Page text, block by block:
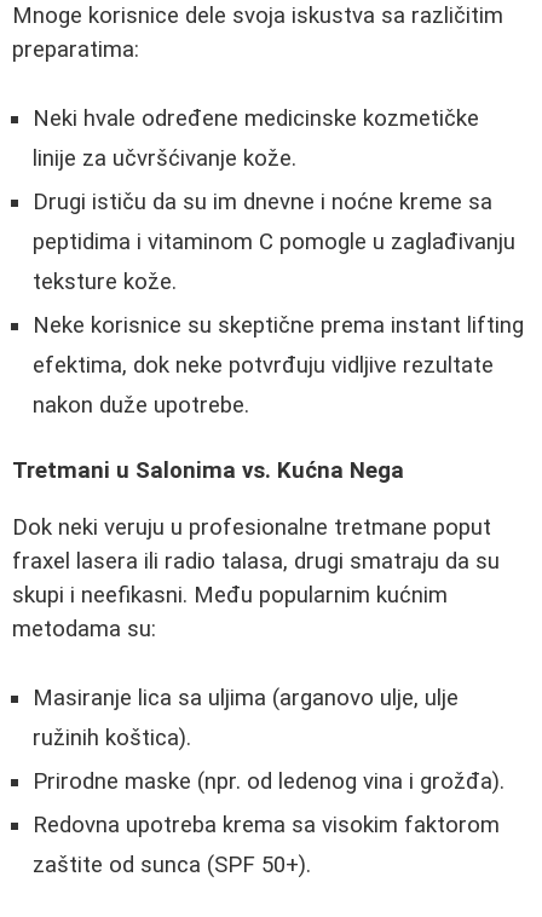
Mnoge korisnice dele svoja iskustva sa različitim
preparatima:
Neki hvale određene medicinske kozmetičke
linije za učvršćivanje kože.
Drugi ističu da su im dnevne i noćne kreme sa
peptidima i vitaminom C pomogle u zaglađivanju
teksture kože.
Neke korisnice su skeptične prema instant lifting
efektima, dok neke potvrđuju vidljive rezultate
nakon duže upotrebe.
Tretmani u Salonima vs. Kućna Nega
Dok neki veruju u profesionalne tretmane poput
fraxel lasera ili radio talasa, drugi smatraju da su
skupi i neefikasni. Među popularnim kućnim
metodama su:
Masiranje lica sa uljima (arganovo ulje, ulje
ružinih koštica).
Prirodne maske (npr. od ledenog vina i grožđa).
Redovna upotreba krema sa visokim faktorom
zaštite od sunca (SPF 50+).